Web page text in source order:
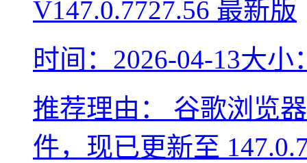
时间：2026-04-13大小
推荐理由：
谷歌浏览
件，现已更新至